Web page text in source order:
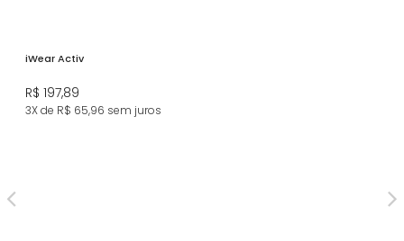
iWear Activ
R$ 197,89
3X de R$ 65,96 sem juros